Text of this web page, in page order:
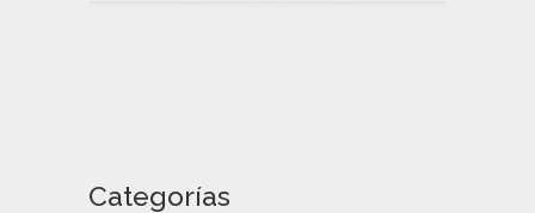
Categorías